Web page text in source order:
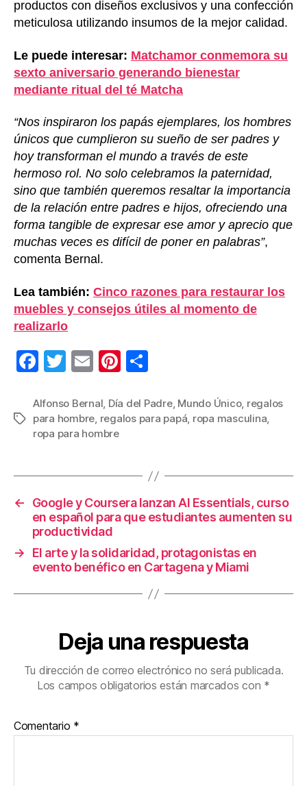
productos con diseños exclusivos y una confección
meticulosa utilizando insumos de la mejor calidad.
Le puede interesar: Matchamor conmemora su
sexto aniversario generando bienestar
mediante ritual del té Matcha
“Nos inspiraron los papás ejemplares, los hombres
únicos que cumplieron su sueño de ser padres y
hoy transforman el mundo a través de este
hermoso rol. No solo celebramos la paternidad,
sino que también queremos resaltar la importancia
de la relación entre padres e hijos, ofreciendo una
forma tangible de expresar ese amor y aprecio que
muchas veces es difícil de poner en palabras”,
comenta Bernal.
Lea también: Cinco razones para restaurar los
muebles y consejos útiles al momento de
realizarlo
F
c
e
o
o
k
T
tt
er
E
ail
Pi
er
e
m
p
tir
Etiquetas
Alfonso Bernal, Día del Padre, Mundo Único, regalos
para hombre, regalos para papá, ropa masculina,
ropa para hombre
←
Google y Coursera lanzan AI Essentials, curso
en español para que estudiantes aumenten su
productividad
→
El arte y la solidaridad, protagonistas en
evento benéfico en Cartagena y Miami
Deja una respuesta
Tu dirección de correo electrónico no será publicada.
Los campos obligatorios están marcados con *
Comentario *